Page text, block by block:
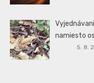
namiesto
5. 8.